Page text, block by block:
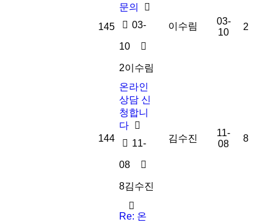
145
문의
03-
10
2이수림
이수림
03-
10
2
144
온라인
상담 신
청합니
다
11-
08
8김수진
김수진
11-
08
8
Re: 온